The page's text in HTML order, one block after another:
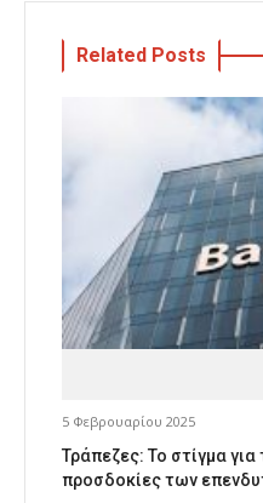
Related Posts
5 Φεβρουαρίου 2025
Τράπεζες: Το στίγμα
προσδοκίες των